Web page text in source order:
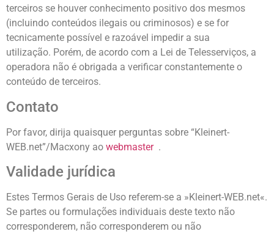
terceiros se houver conhecimento positivo dos mesmos
(incluindo conteúdos ilegais ou criminosos) e se for
tecnicamente possível e razoável impedir a sua
utilização. Porém, de acordo com a Lei de Telesserviços, a
operadora não é obrigada a verificar constantemente o
conteúdo de terceiros.
Contato
Por favor, dirija quaisquer perguntas sobre “Kleinert-
WEB.net”/Macxony ao webmaster.
Validade jurídica
Estes Termos Gerais de Uso referem-se a »Kleinert-WEB.net«.
Se partes ou formulações individuais deste texto não
corresponderem, não corresponderem ou não